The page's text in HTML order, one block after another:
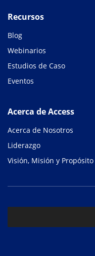
Recursos
Blog
Webinarios
Estudios de Caso
Eventos
Acerca de Access
Acerca de Nosotros
Liderazgo
Visión, Misión y Propósito